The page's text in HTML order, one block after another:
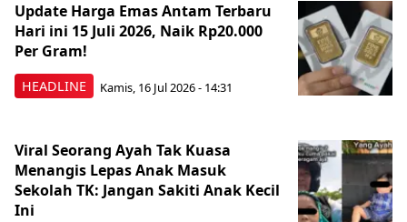
HEADLINE
Update Harga Emas Antam Terbaru
Hari ini 15 Juli 2026, Naik Rp20.000
Per Gram!
Kamis, 16 Jul 2026 - 14:31
Viral Seorang Ayah Tak Kuasa
Menangis Lepas Anak Masuk
Sekolah TK: Jangan Sakiti Anak Kecil
Ini